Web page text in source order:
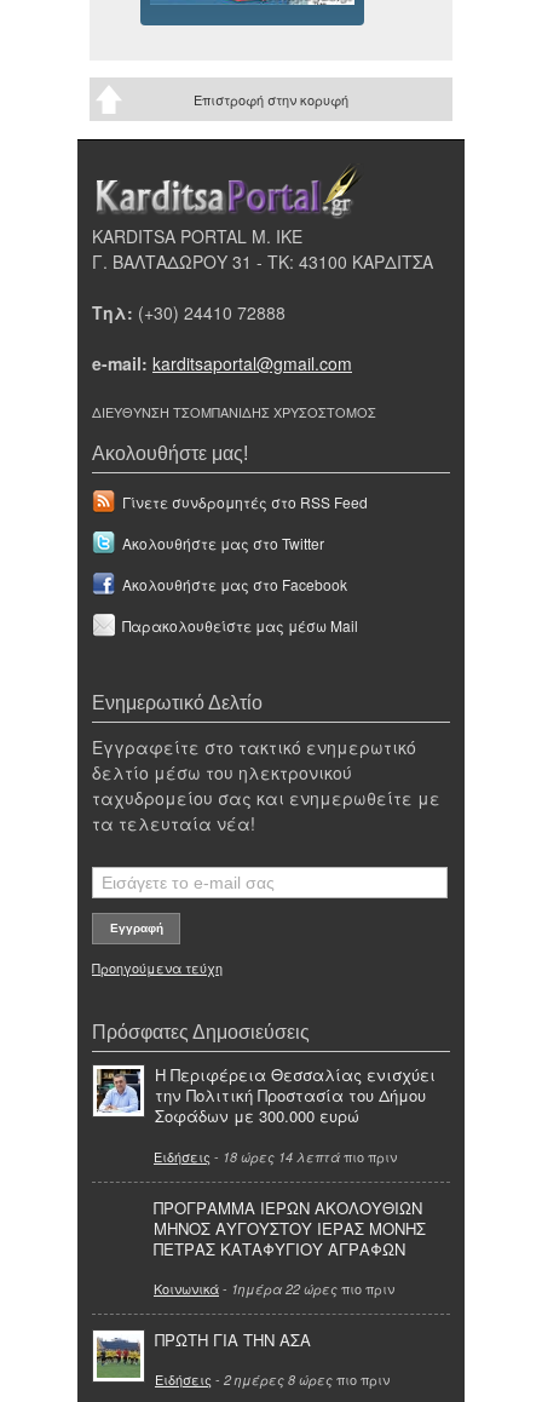
Επιστροφή στην κορυφή
KARDITSA PORTAL Μ. ΙΚΕ
Γ. ΒΑΛΤΑΔΩΡΟΥ 31 - ΤΚ: 43100 ΚΑΡΔΙΤΣΑ
Τηλ: (+30) 24410 72888
e-mail: karditsaportal@gmail.com
ΔΙΕΥΘΥΝΣΗ ΤΣΟΜΠΑΝΙΔΗΣ ΧΡΥΣΟΣΤΟΜΟΣ
Ακολουθήστε μας!
Γίνετε συνδρομητές στο RSS Feed
Ακολουθήστε μας στο Twitter
Ακολουθήστε μας στο Facebook
Παρακολουθείστε μας μέσω Mail
Ενημερωτικό Δελτίο
Εγγραφείτε στο τακτικό ενημερωτικό
δελτίο μέσω του ηλεκτρονικού
ταχυδρομείου σας και ενημερωθείτε με
τα τελευταία νέα!
Προηγούμενα τεύχη
Πρόσφατες Δημοσιεύσεις
Η Περιφέρεια Θεσσαλίας ενισχύει
την Πολιτική Προστασία του Δήμου
Σοφάδων με 300.000 ευρώ
Ειδήσεις - 18 ώρες 14 λεπτά πιο πριν
ΠΡΟΓΡΑΜΜΑ ΙΕΡΩΝ ΑΚΟΛΟΥΘΙΩΝ
ΜΗΝΟΣ ΑΥΓΟΥΣΤΟΥ ΙΕΡΑΣ ΜΟΝΗΣ
ΠΕΤΡΑΣ ΚΑΤΑΦΥΓΙΟΥ ΑΓΡΑΦΩΝ
Κοινωνικά- 1ημέρα 22 ώρες πιο πριν
ΠΡΩΤΗ ΓΙΑ ΤΗΝ ΑΣΑ
Ειδήσεις - 2 ημέρες 8 ώρες πιο πριν